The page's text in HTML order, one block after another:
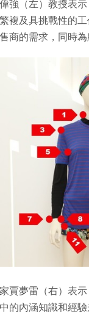
強（左）教授表
複及具挑戰性的
商的需求，同時為
賈夢雷（右）表
的內涵知識和經